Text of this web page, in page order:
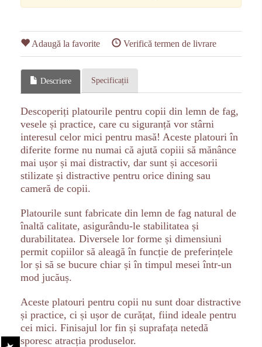
Adaugă la favorite Verifică termen de livrare
Descriere Specificații
Descoperiți platourile pentru copii din lemn de fag,
vesele și practice, care cu siguranță vor stârni
interesul celor mici pentru masă! Aceste platouri în
diferite forme nu numai că ajută copiii să mănânce
mai ușor și mai distractiv, dar sunt și accesorii
stilizate și distractive pentru orice dining sau
cameră de copii.
Platourile sunt fabricate din lemn de fag natural de
înaltă calitate, asigurându-le stabilitatea și
durabilitatea. Diversele lor forme și dimensiuni
permit copiilor să aleagă în funcție de preferințele
lor și să se bucure chiar și în timpul mesei într-un
mod jucăuș.
Aceste platouri pentru copii nu sunt doar distractive
și practice, ci și ușor de curățat, fiind ideale pentru
cei mici. Finisajul lor fin și suprafața netedă
sporesc atracția produselor.